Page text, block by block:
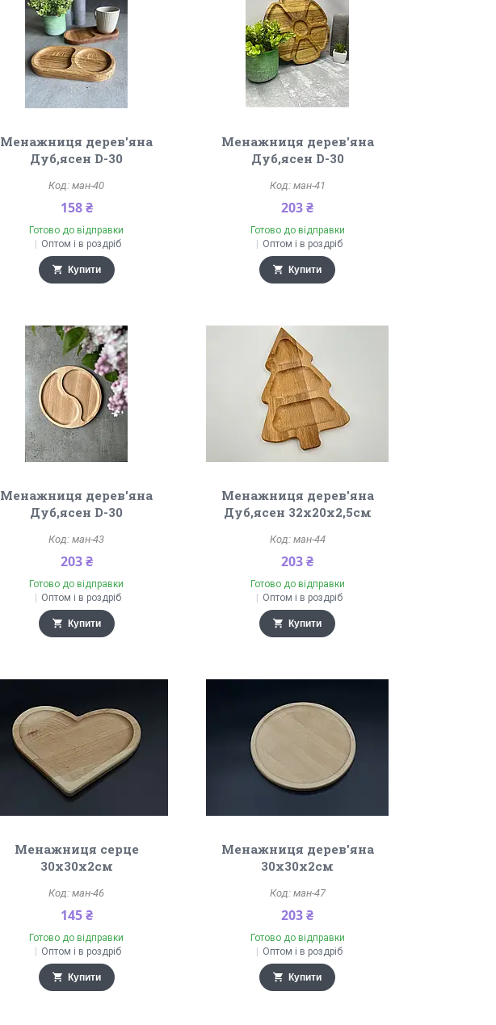
Менажниця дерев'яна
Дуб,ясен D-30
ман-40
158 ₴
Готово до відправки
Оптом і в роздріб
Купити
Менажниця дерев'яна
Дуб,ясен D-30
ман-41
203 ₴
Готово до відправки
Оптом і в роздріб
Купити
Менажниця дерев'яна
Дуб,ясен D-30
ман-43
203 ₴
Готово до відправки
Оптом і в роздріб
Купити
Менажниця дерев'яна
Дуб,ясен 32х20х2,5см
ман-44
203 ₴
Готово до відправки
Оптом і в роздріб
Купити
Менажниця серце
30х30х2см
ман-46
145 ₴
Готово до відправки
Оптом і в роздріб
Купити
Менажниця дерев'яна
30х30х2см
ман-47
203 ₴
Готово до відправки
Оптом і в роздріб
Купити